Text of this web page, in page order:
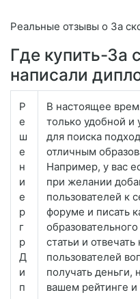
Реальные отзывы о За
Где купить-За
написали
Р
е
ш
е
н
и
е
р
г
р
Д
и
п
В настоящее
только удобной и
для поиска
отличным
Например, у вас
при желании
пользователей к
форуме и писать
статьи и
пользователей
получать деньги,
вашем рейтинге и